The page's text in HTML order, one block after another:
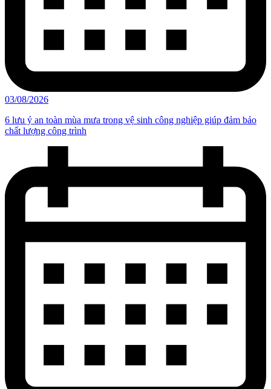
03/08/2026
6 lưu ý an toàn mùa mưa trong vệ sinh công nghiệp giúp đảm bảo
chất lượng công trình